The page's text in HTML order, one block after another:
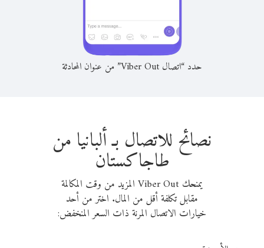
حدد “اتصال Viber Out” من عنوان المحادثة
نصائح للاتصال بـ ألبانيا من
طاجاكستان
يمنحك Viber Out المزيد من وقت المكالمة
مقابل تكلفة أقل من المال. اختر من أحد
خيارات الاتصال المرنة ذات السعر المنخفض: